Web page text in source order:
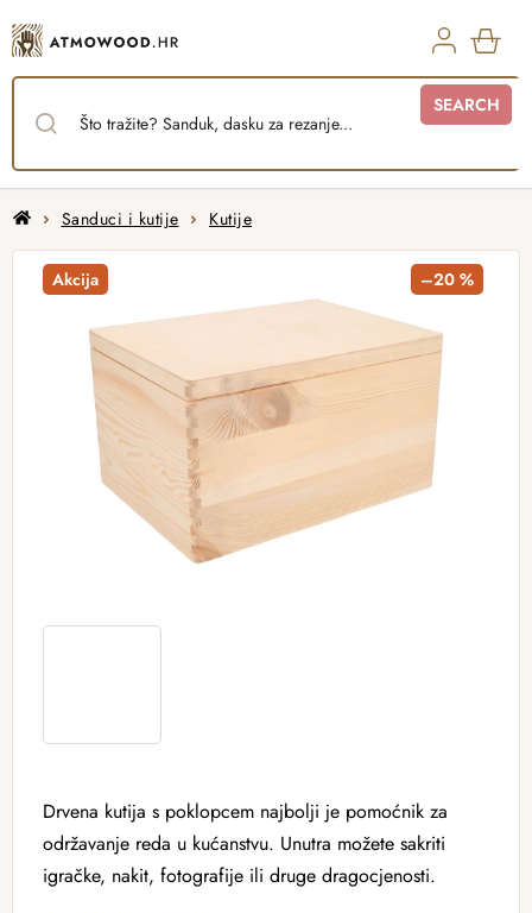
to
content
SEARCH
HomeSanduci i kutije Kutije
Drvena kutija s poklopcem najbolji je pomoćnik za
održavanje reda u kućanstvu. Unutra možete sakriti
igračke, nakit, fotografije ili druge dragocjenosti.
Akcija –20 %